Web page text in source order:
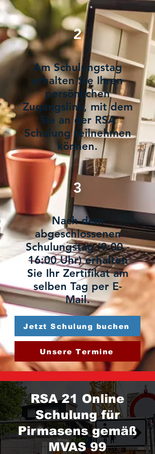
2
Am Schulungstag
erhalten Sie Ihren
persönlichen
Zugangslink, mit dem
Sie an der RSA
Schulung teilnehmen
können.
3
Nach dem
abgeschlossenen
Schulungstag (9:00 -
16:00 Uhr) erhalten
Sie Ihr Zertifikat am
selben Tag per E-
Mail.
Jetzt Schulung buchen
Unsere Termine
RSA 21 Online
Schulung für
Pirmasens gemäß
MVAS 99